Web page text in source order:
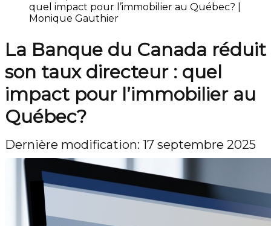
quel impact pour l’immobilier au Québec? |
Monique Gauthier
La Banque du Canada réduit
son taux directeur : quel
impact pour l’immobilier au
Québec?
Dernière modification: 17 septembre 2025